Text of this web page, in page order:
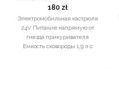
180 zł
Электромобильная кастрюля
24V Питание напрямую от
гнезда прикуривателя
Емкость сковороды 1,9 л с